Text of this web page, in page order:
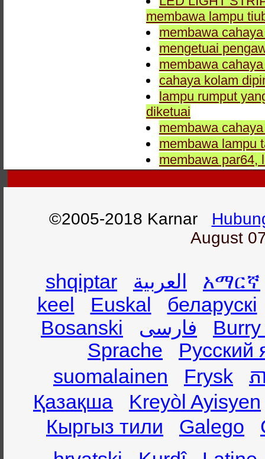
membawa lampu
membawa
mengetuai
membawa
cahaya kolam
lampu rumput
diketuai
membawa
membawa lampu
membawa par64,
©2005-2018 Karnar
August
shqiptar العربية
አማርኛ
keel
Euskal
беларускі
Bosanski
فارسی
Sprache
Русский
suomalainen
Frysk
ភ
Қазақша
Kreyòl Ayisyen
Кыргыз тили
Galego